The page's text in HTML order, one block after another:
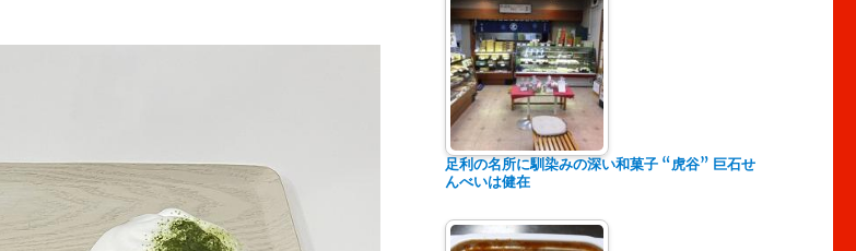
足利の名所に馴染みの深い和菓子 “虎谷” 巨石せ
んべいは健在